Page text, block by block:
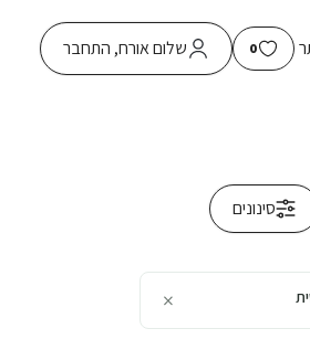
0 שלום אורח, התחבר
סינונים
×